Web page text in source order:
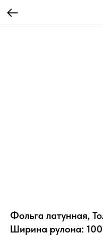
Фольга латунная,
Ширина рулона: